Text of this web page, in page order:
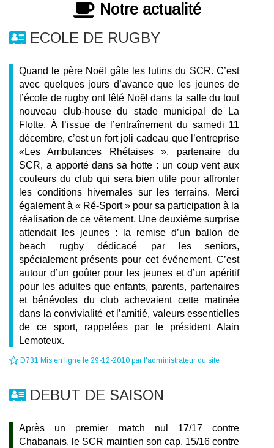
Notre actualité
ECOLE DE RUGBY
Quand le père Noël gâte les lutins du SCR. C’est
avec quelques jours d’avance que les jeunes de
l’école de rugby ont fêté Noël dans la salle du tout
nouveau club-house du stade municipal de La
Flotte. À l’issue de l’entraînement du samedi 11
décembre, c’est un fort joli cadeau que l’entreprise
«Les Ambulances Rhétaises », partenaire du
SCR, a apporté dans sa hotte : un coup vent aux
couleurs du club qui sera bien utile pour affronter
les conditions hivernales sur les terrains. Merci
également à « Ré-Sport » pour sa participation à la
réalisation de ce vêtement. Une deuxième surprise
attendait les jeunes : la remise d’un ballon de
beach rugby dédicacé par les seniors,
spécialement présents pour cet événement. C’est
autour d’un goûter pour les jeunes et d’un apéritif
pour les adultes que enfants, parents, partenaires
et bénévoles du club achevaient cette matinée
dans la convivialité et l’amitié, valeurs essentielles
de ce sport, rappelées par le président Alain
Lemoteux.
D731 Mis en ligne le 29-12-2010 par l'administrateur du site
DEBUT DE SAISON
Après un premier match nul 17/17 contre
Chabanais, le SCR maintien son cap. 15/16 contre